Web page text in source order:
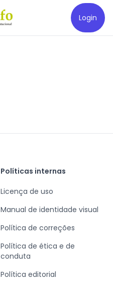
Login
Políticas internas
Licença de uso
Manual de identidade visual
Política de correções
Política de ética e de
conduta
Política editorial